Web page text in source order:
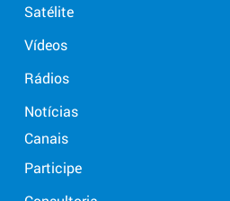
Satélite
Vídeos
Rádios
Notícias
Canais
Participe